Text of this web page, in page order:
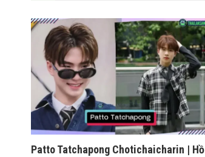
Patto Tatchapong Chotichaicharin | Hồ